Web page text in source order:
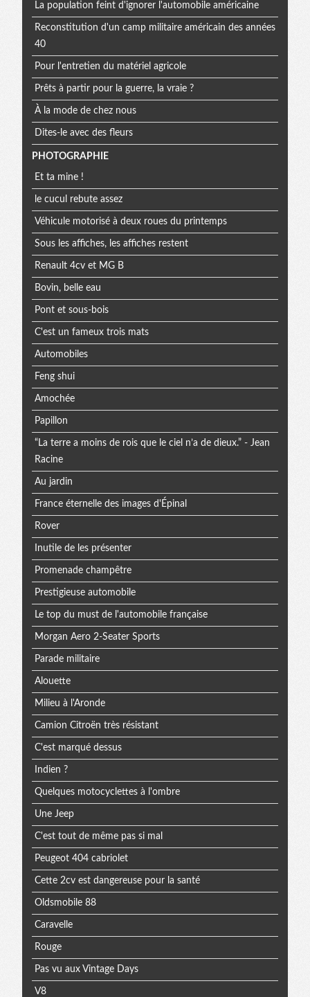
La population feint d'ignorer l'automobile américaine
Reconstitution d'un camp militaire américain des années
40
Pour l'entretien du matériel agricole
Prêts à partir pour la guerre, la vraie ?
À la mode de chez nous
Dites-le avec des fleurs
PHOTOGRAPHIE
Et ta mine !
le cucul rebute assez
Véhicule motorisé à deux roues du printemps
Sous les affiches, les affiches restent
Renault 4cv et MG B
Bovin, belle eau
Pont et sous-bois
C'est un fameux trois mats
Automobiles
Feng shui
Amochée
Papillon
“La terre a moins de rois que le ciel n’a de dieux.” - Jean
Racine
Au jardin
France éternelle des images d'Épinal
Rover
Inutile de les présenter
Promenade champêtre
Prestigieuse automobile
Le top du must de l'automobile française
Morgan Aero 2-Seater Sports
Parade militaire
Alouette
Milieu à l'Aronde
Camion Citroën très résistant
C'est marqué dessus
Indien ?
Quelques motocyclettes à l'ombre
Une Jeep
C'est tout de même pas si mal
Peugeot 404 cabriolet
Cette 2cv est dangereuse pour la santé
Oldsmobile 88
Caravelle
Rouge
Pas vu aux Vintage Days
V8